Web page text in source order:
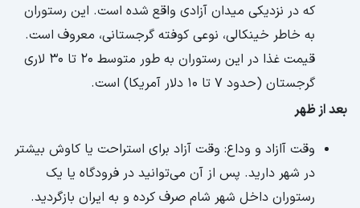
که در نزدیکی میدان آزادی واقع شده است. این رستوران
به خاطر خینکالی، نوعی کوفته گرجستانی، معروف است.
قیمت غذا در این رستوران به طور متوسط ​​20 تا 30 لاری
گرجستان (حدود 7 تا 10 دلار آمریکا) است.
بعد از ظهر
وقت آازاد و وداع: وقت آزاد برای استراحت یا کاوش بیشتر
در شهر دارید. پس از آن می‌توانید در فرودگاه یا یک
رستوران داخل شهر شام صرف کرده و به ایران بازگردید.